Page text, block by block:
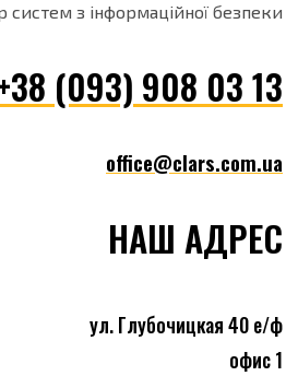
з інформаційної безпеки
(093) 908 03 13
office@clars.com.ua
НАШ АДРЕС
ул. Глубочицкая 40 е/ф
офис 1